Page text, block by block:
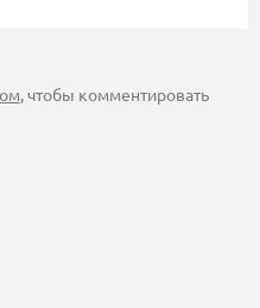
, чтобы комментировать